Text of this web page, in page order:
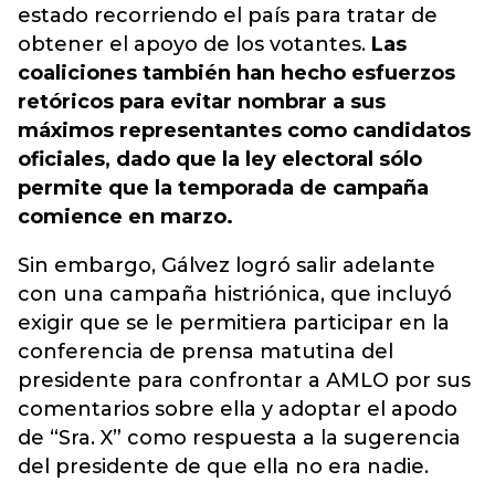
estado recorriendo el país para tratar de
obtener el apoyo de los votantes. Las
coaliciones también han hecho esfuerzos
retóricos para evitar nombrar a sus
máximos representantes como candidatos
oficiales, dado que la ley electoral sólo
permite que la temporada de campaña
comience en marzo.
Sin embargo, Gálvez logró salir adelante
con una campaña histriónica, que incluyó
exigir que se le permitiera participar en la
conferencia de prensa matutina del
presidente para confrontar a AMLO por sus
comentarios sobre ella y adoptar el apodo
de “Sra. X” como respuesta a la sugerencia
del presidente de que ella no era nadie.